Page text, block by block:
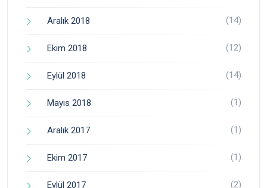
Aralık 2018 (14)
Ekim 2018 (12)
Eylül 2018 (14)
Mayıs 2018 (1)
Aralık 2017 (1)
Ekim 2017 (1)
Eylül 2017 (2)